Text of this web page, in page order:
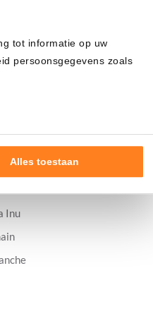
tot informatie op uw
persoonsgegevens zoals
doelen of maak
verwerken op basis van
tekst 'cookies' te klikken
Alles toestaan
Inu